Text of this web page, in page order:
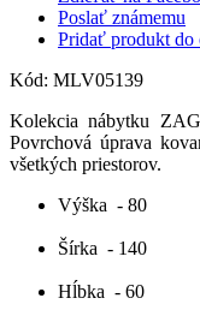
Poslať známemu
Pridať produkt do
Kód: MLV05139
Kolekcia nábytku
Povrchová úprava
všetkých priestorov.
Výška - 80
Šírka - 140
Hĺbka - 60